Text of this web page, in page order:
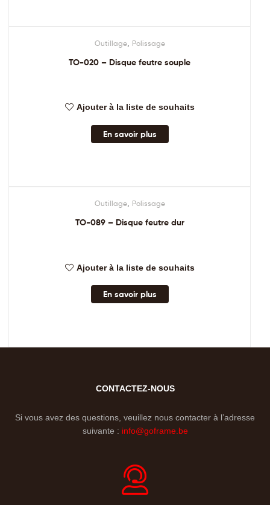
Outillage, Polissage
TO-020 – Disque feutre souple
Ajouter à la liste de souhaits
En savoir plus
Outillage, Polissage
TO-089 – Disque feutre dur
Ajouter à la liste de souhaits
En savoir plus
CONTACTEZ-NOUS
Si vous avez des questions, veuillez nous contacter à l’adresse
suivante : info@goframe.be